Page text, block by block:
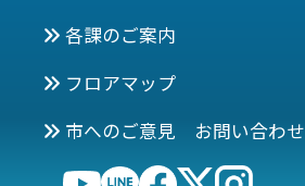
各課のご案内
フロアマップ
市へのご意見 お問い合わせ